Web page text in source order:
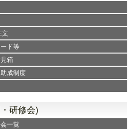
文
ド等
箱
成制度
研修会)
一覧